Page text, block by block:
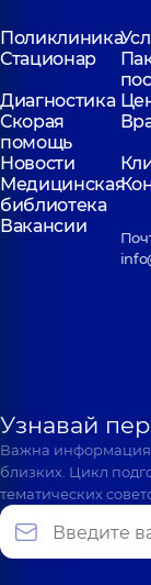
Поликлиника
Стационар
Диагностика
Скорая
помощь
Новости
Медицинская
библиотека
Вакансии
Узнавай
Важна информация
близких. Цикл
тематических